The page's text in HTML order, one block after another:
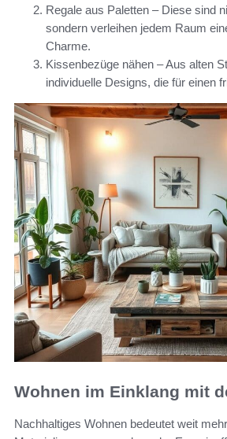
Regale aus Paletten – Diese sind
sondern verleihen jedem Raum
Charme.
Kissenbezüge nähen – Aus alten
individuelle Designs, die für einen
Wohnen im Einklang mit
Nachhaltiges Wohnen bedeutet weit